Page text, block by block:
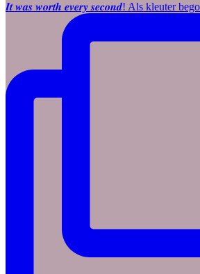
𝑰𝒕 𝒘𝒂𝒔 𝒘𝒐𝒓𝒕𝒉 𝒆𝒗𝒆𝒓𝒚 𝒔𝒆𝒄𝒐𝒏𝒅! Als kleuter